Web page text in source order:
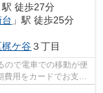
駅 徒歩27分
」駅 徒歩25分
梶ケ谷３丁目
ので電車での移動が便
費用をカードでお支払